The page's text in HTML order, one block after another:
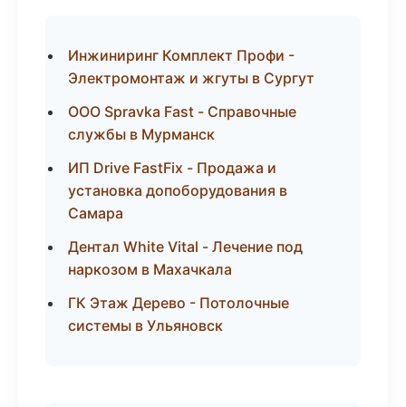
Инжиниринг Комплект Профи -
Электромонтаж и жгуты в Сургут
ООО Spravka Fast - Справочные
службы в Мурманск
ИП Drive FastFix - Продажа и
установка допоборудования в
Самара
Дентал White Vital - Лечение под
наркозом в Махачкала
ГК Этаж Дерево - Потолочные
системы в Ульяновск